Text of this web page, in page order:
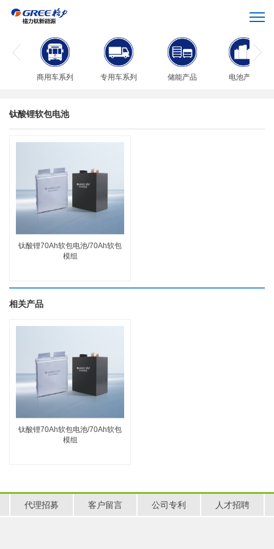
商用车系列 专用车系列 储能产品 电池产品
钛酸锂软包电池
钛酸锂70Ah软包电池/70Ah软包
模组
相关产品
钛酸锂70Ah软包电池/70Ah软包
模组
代理招募 客户留言 公司专利 人才招聘